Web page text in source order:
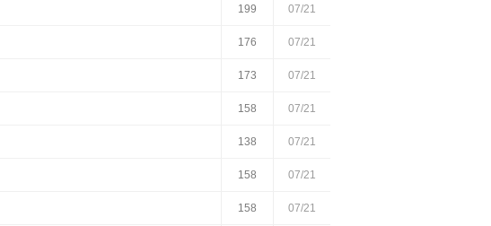
199 07/21
176 07/21
173 07/21
158 07/21
138 07/21
158 07/21
158 07/21